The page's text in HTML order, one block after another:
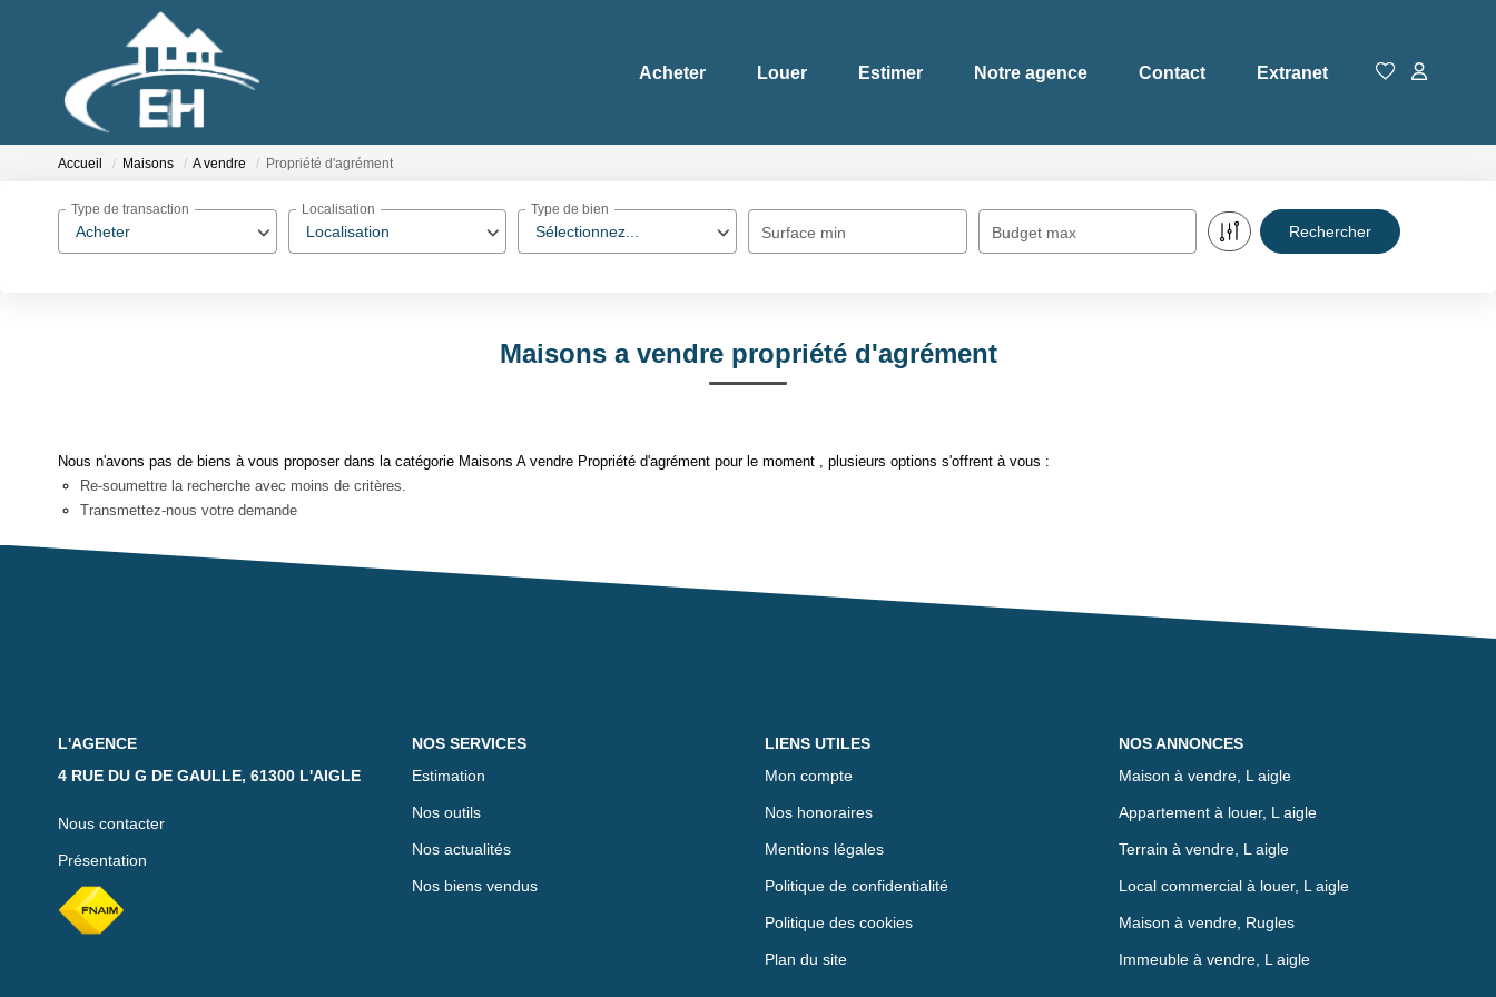
Acheter Louer Estimer Notre agence Contact Extranet
Accueil Maisons A vendre Propriété d'agrément
Acheter
Type de transaction
Localisation
Localisation
Sélectionnez...
Type de bien
Surface min Budget max
Maisons a vendre propriété d'agrément
Nous n'avons pas de biens à vous proposer dans la catégorie Maisons A vendre Propriété d'agrément pour le moment , plusieurs options s'offrent à vous :
Re-soumettre la recherche avec moins de critères.
Transmettez-nous votre demande
L'AGENCE
4 RUE DU G DE GAULLE, 61300 L'AIGLE
Nous contacter
Présentation
NOS SERVICES
Estimation
Nos outils
Nos actualités
Nos biens vendus
LIENS UTILES
Mon compte
Nos honoraires
Mentions légales
Politique de confidentialité
Politique des cookies
Plan du site
NOS ANNONCES
Maison à vendre, L aigle
Appartement à louer, L aigle
Terrain à vendre, L aigle
Local commercial à louer, L aigle
Maison à vendre, Rugles
Immeuble à vendre, L aigle